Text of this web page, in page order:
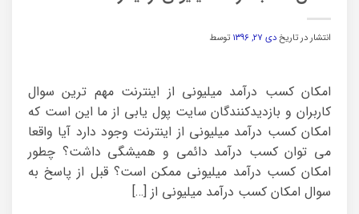
انتشار در تاریخدی ۲۷, ۱۳۹۶ توسط
امکان کسب درآمد میلیونی از اینترنت مهم ترین سوال
کاربران و بازدیدکنندگان سایت پول یابی از ما این است که
امکان کسب درآمد میلیونی از اینترنت وجود دارد آیا واقعا
می توان کسب درآمد دائمی و همیشگی داشت؟ چطور
امکان کسب درآمد میلیونی ممکن است؟ قبل از پاسخ به
سوال امکان کسب درآمد میلیونی از […]